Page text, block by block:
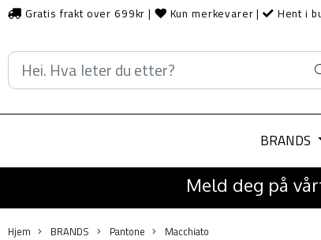
Gratis frakt over 699kr | Kun merkevarer | Hent i
BRANDS
Meld deg på
Hjem BRANDS Pantone Macchiato